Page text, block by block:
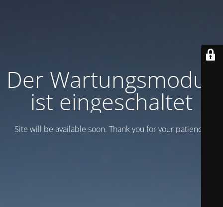
Der Wartungsmodus
ist eingeschaltet
Site will be available soon. Thank you for your patience!